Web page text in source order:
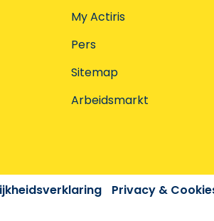
My Actiris
Pers
Sitemap
Arbeidsmarkt
Privacy &